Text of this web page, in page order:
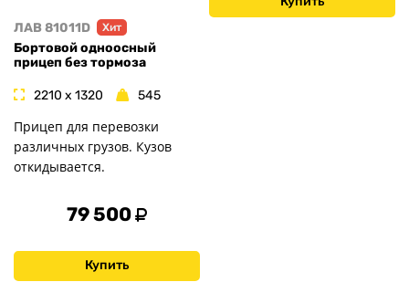
ЛАВ 81011D Хит
Бортовой одноосный
прицеп без тормоза
2210 x 1320 545
Прицеп для перевозки
различных грузов. Кузов
откидывается.
79 500
Купить